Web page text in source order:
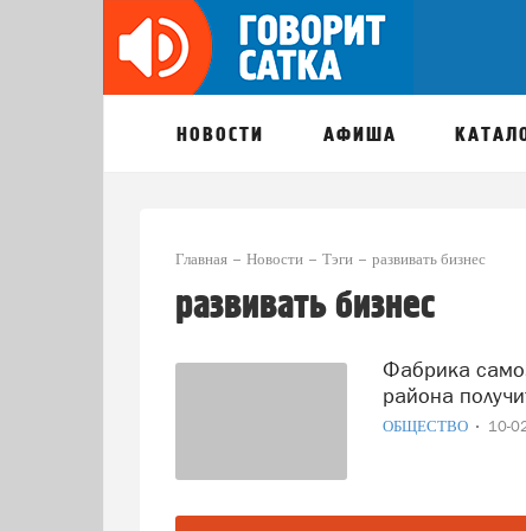
НОВОСТИ АФИША
Главная Новости Тэги развивать бизнес
развивать бизнес
Фабрика самозанятых может помочь жителям Саткинского
района
ОБЩЕСТВО 10-